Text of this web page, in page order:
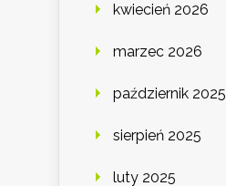
kwiecień 2026
marzec 2026
październik 2025
sierpień 2025
luty 2025